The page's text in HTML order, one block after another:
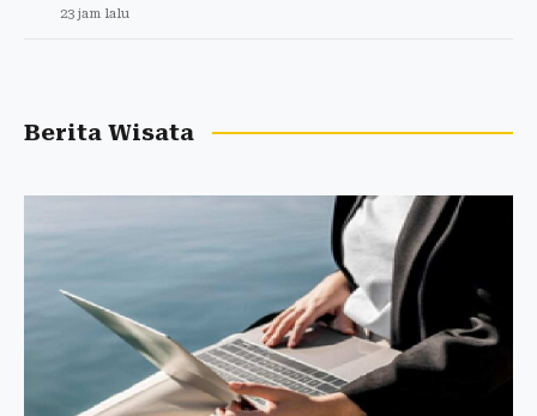
23 jam lalu
Berita Wisata